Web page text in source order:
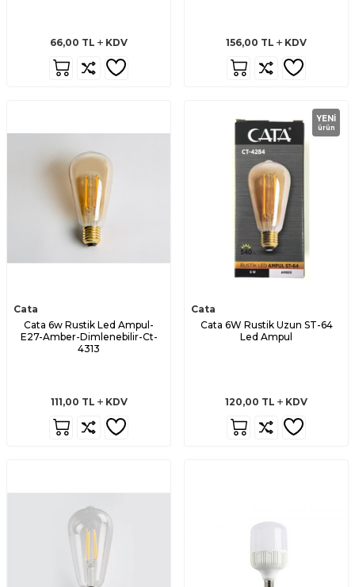
66,00 TL KDV 156,00 TL KDV
Cata
Cata 6w Rustik Led Ampul-
E27-Amber-Dimlenebilir-Ct-
4313
111,00 TL KDV
YENI
ürün
Cata
Cata 6W Rustik Uzun ST-64
Led Ampul
120,00 TL KDV